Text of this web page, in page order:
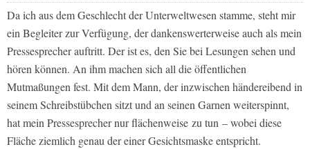
Da ich aus dem Geschlecht der Unterweltwesen stamme, steht mir
ein Begleiter zur Verfügung, der dankenswerterweise auch als mein
Pressesprecher auftritt. Der ist es, den Sie bei Lesungen sehen und
hören können. An ihm machen sich all die öffentlichen
Mutmaßungen fest. Mit dem Mann, der inzwischen händereibend in
seinem Schreibstübchen sitzt und an seinen Garnen weiterspinnt,
hat mein Pressesprecher nur flächenweise zu tun – wobei diese
Fläche ziemlich genau der einer Gesichtsmaske entspricht.